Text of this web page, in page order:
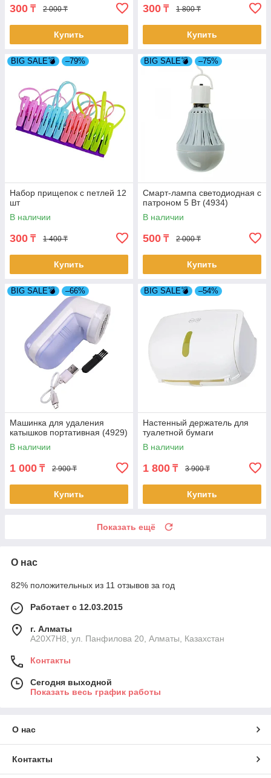
300 ₸ 2 000 ₸
Купить
300 ₸ 1 800 ₸
Купить
BIG SALE💣 –79%
Набор прищепок с петлей 12
шт
В наличии
300 ₸ 1 400 ₸
Купить
BIG SALE💣 –75%
Смарт-лампа светодиодная с
патроном 5 Вт (4934)
В наличии
500 ₸ 2 000 ₸
Купить
BIG SALE💣 –66%
Машинка для удаления
катышков портативная (4929)
В наличии
1 000 ₸ 2 900 ₸
Купить
BIG SALE💣 –54%
Настенный держатель для
туалетной бумаги
В наличии
1 800 ₸ 3 900 ₸
Купить
Показать ещё
О нас
82% положительных из 11 отзывов за год
Работает с 12.03.2015
г. Алматы
A20X7H8, ул. Панфилова 20, Алматы, Казахстан
Контакты
Сегодня выходной
Показать весь график работы
О нас
Контакты